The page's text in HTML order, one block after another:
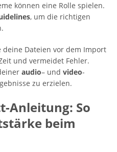
können eine Rolle spielen.
, um die richtigen
Dateien vor dem Import
und vermeidet Fehler.
audio– und video-
zu erzielen.
Anleitung: So
beim